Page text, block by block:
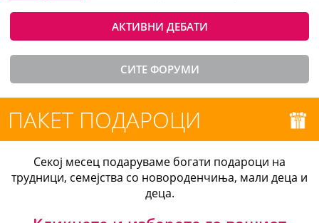
АКТИВНИ ДЕБАТИ
СИТЕ ФОРУМИ
ПАКЕТ ПОДАРОЦИ
Секој месец подаруваме богати подароци на
трудници, семејства со новороденчиња, мали деца и
деца.